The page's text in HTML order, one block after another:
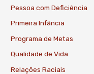
Pessoa com Deficiência
Primeira Infância
Programa de Metas
Qualidade de Vida
Relações Raciais